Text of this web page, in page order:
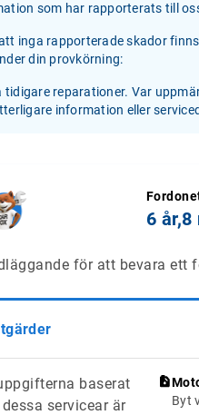
som har rapporterats till
inga rapporterade skador
din provkörning:
reparationer. Var
information eller
6 år,8
för att bevara ett
baserat
servicear är
Byt